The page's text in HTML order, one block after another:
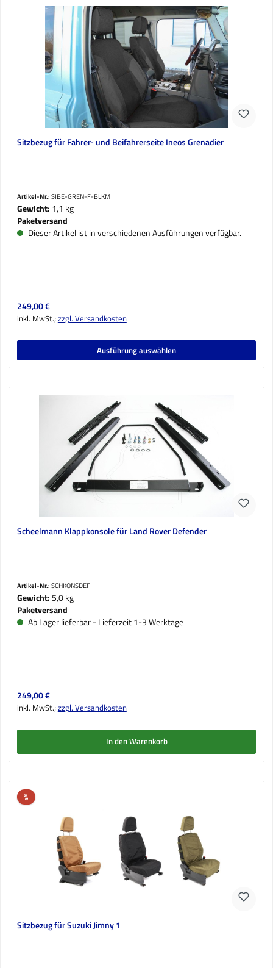
Sitzbezug für Fahrer- und Beifahrerseite Ineos Grenadier
Artikel-Nr.:SIBE-GREN-F-BLKM
Gewicht: 1,1 kg
Paketversand
Dieser Artikel ist in verschiedenen Ausführungen verfügbar.
Regulärer Preis:
249,00 €
inkl. MwSt.;zzgl. Versandkosten
Ausführung auswählen
Scheelmann Klappkonsole für Land Rover Defender
Artikel-Nr.:SCHKONSDEF
Gewicht: 5,0 kg
Paketversand
Ab Lager lieferbar - Lieferzeit 1-3 Werktage
Regulärer Preis:
249,00 €
inkl. MwSt.;zzgl. Versandkosten
In den Warenkorb
%Rabatt
Sitzbezug für Suzuki Jimny 1